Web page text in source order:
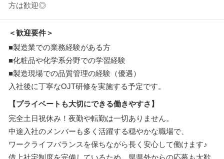
方は歓迎◎
＜歓迎要件＞
■製造業での業務経験がある方
■化粧品や化学系分野での学習経験
■製造現場での品質管理の経験（優遇）
入社後に丁寧なOJT研修を実施する予定です。
【プライベートも大切にできる働きやすさ】
完全土日祝休み！夜勤や転勤は一切ありません。
中途入社のメンバーも多く活躍する穏やかな職場で、
ワークライフバランスを保ちながら長く安心して働けます♪
借上社宅制度を完備しているため、県県外からの応募も大歓